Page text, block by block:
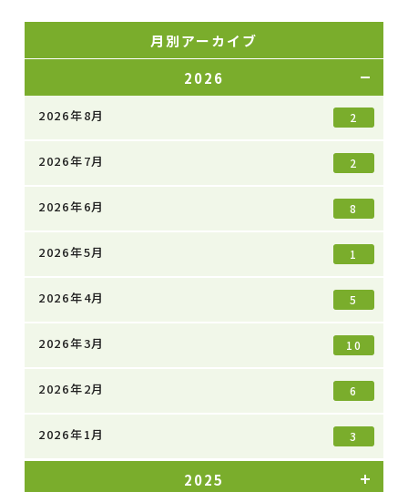
月別アーカイブ
2026
2026年8月 2
2026年7月 2
2026年6月 8
2026年5月 1
2026年4月 5
2026年3月 10
2026年2月 6
2026年1月 3
2025